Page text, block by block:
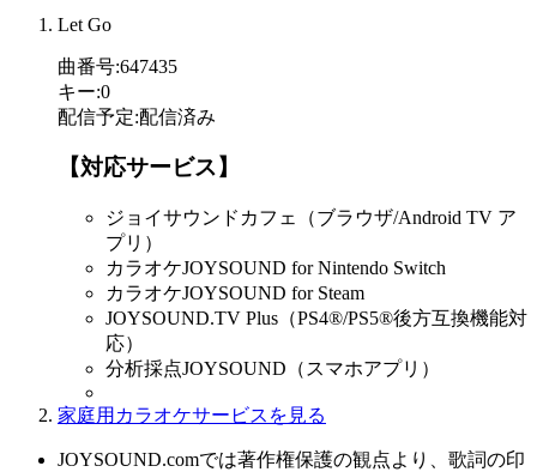
Let Go
曲番号:647435
キー:0
配信予定:配信済み
【対応サービス】
ジョイサウンドカフェ（ブラウザ/Android TV ア
プリ）
カラオケJOYSOUND for Nintendo Switch
カラオケJOYSOUND for Steam
JOYSOUND.TV Plus（PS4®/PS5®後方互換機能対
応）
分析採点JOYSOUND（スマホアプリ）
家庭用カラオケサービスを見る
JOYSOUND.comでは著作権保護の観点より、歌詞の印